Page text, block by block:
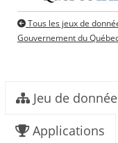
Tous les jeux de
Gouvernement du
Jeu de
Applications